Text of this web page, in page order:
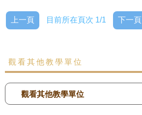
上一頁 目前所在頁次 1/1 下一頁
觀看其他教學單位
觀看其他教學單位